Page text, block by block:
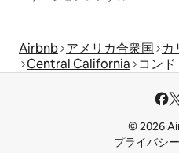
Airbnb アメリカ合衆国 カ
Central California
コン
© 2026
プライバシー